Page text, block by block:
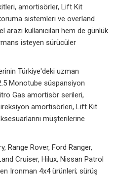
amortisörler, Lift Kit
sistemleri ve overland
kullanıcıları hem de günlük
isteyen sürücüler
Türkiye'deki uzman
Monotube süspansiyon
Gas amortisör serileri,
amortisörleri, Lift Kit
müşterilerine
Range Rover, Ford Ranger,
Cruiser, Hilux, Nissan Patrol
Ironman 4x4 ürünleri; sürüş